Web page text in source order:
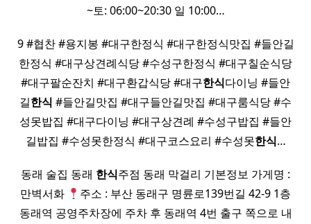
~토: 06:00~20:30 일 10:00…
9 #협찬 #용지봉 #대구한정식 #대구한정식맛집 #들안길
한정식 #대구상견례식당 #수성구한정식 #대구칠순식당
#대구팔순잔치 #대구환갑식당 #대구한식다이닝 #들안
길한식 #들안길맛집 #대구들안길맛집 #대구룸식당 #수
성못밥집 #대구다이닝 #대구상견례 #수성구밥집 #들안
길밥집 #수성못한정식 #대구코스요리 #수성못한식…
동래 술집 동래 한식주점 동래 막걸리 기본정보 가게명 :
만벽서화
주소 : 부산 동래구 명륜로139번길 42-9 1층
동래역 공영주차장에 주차 후 동래역 4번 출구 쪽으로 내